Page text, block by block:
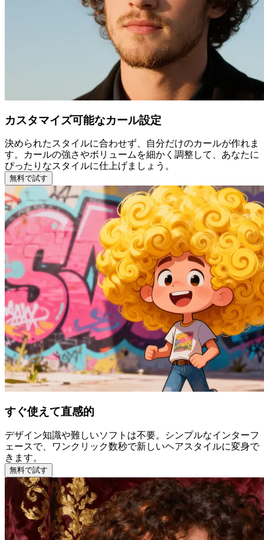
カスタマイズ可能なカール設定
決められたスタイルに合わせず、自分だけのカールが作れま
す。カールの強さやボリュームを細かく調整して、あなたに
ぴったりなスタイルに仕上げましょう。
無料で試す
すぐ使えて直感的
デザイン知識や難しいソフトは不要。シンプルなインターフ
ェースで、ワンクリック数秒で新しいヘアスタイルに変身で
きます。
無料で試す